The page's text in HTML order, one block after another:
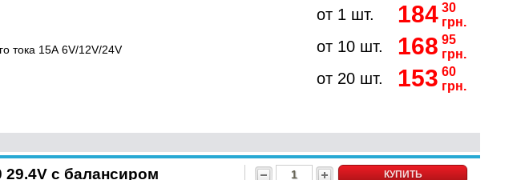
тока 15А 6V/12V/24V
от 1 шт. 184 30
грн.
от 10 шт. 168 95
грн.
от 20 шт. 153 60
грн.
29.4V с балансиром КУПИТЬ